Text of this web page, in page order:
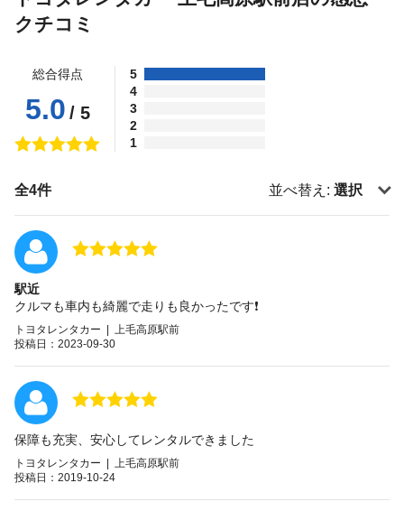
クチコミ
総合得点
5.0 / 5
5
4
3
2
1
全4件 並べ替え: 選択
駅近
クルマも車内も綺麗で走りも良かったです❗
トヨタレンタカー | 上毛高原駅前
投稿日：2023-09-30
保障も充実、安心してレンタルできました
トヨタレンタカー | 上毛高原駅前
投稿日：2019-10-24